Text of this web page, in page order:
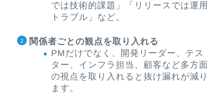
では技術的課題」「リリースでは運用
トラブル」など。
関係者ごとの観点を取り入れる
PMだけでなく、開発リーダー、テス
ター、インフラ担当、顧客など多方面
の視点を取り入れると抜け漏れが減り
ます。